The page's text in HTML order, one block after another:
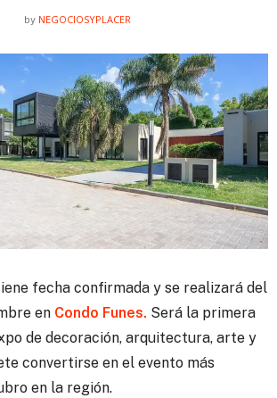
by NEGOCIOSYPLACER
fecha confirmada y se realizará del
en Condo Funes. Será la primera
de decoración, arquitectura, arte y
convertirse en el evento más
en la región.